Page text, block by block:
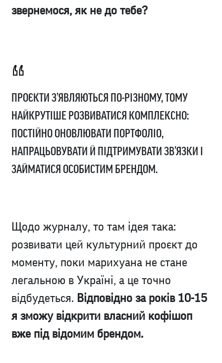
звернемося, як не до тебе?
ПРОЄКТИ З’ЯВЛЯЮТЬСЯ ПО-РІЗНОМУ, ТОМУ
НАЙКРУТІШЕ РОЗВИВАТИСЯ КОМПЛЕКСНО:
ПОСТІЙНО ОНОВЛЮВАТИ ПОРТФОЛІО,
НАПРАЦЬОВУВАТИ Й ПІДТРИМУВАТИ ЗВ’ЯЗКИ І
ЗАЙМАТИСЯ ОСОБИСТИМ БРЕНДОМ.
Щодо журналу, то там ідея така:
розвивати цей культурний проєкт до
моменту, поки марихуана не стане
легальною в Україні, а це точно
відбудеться. Відповідно за років 10-15
я зможу відкрити власний кофішоп
вже під відомим брендом.